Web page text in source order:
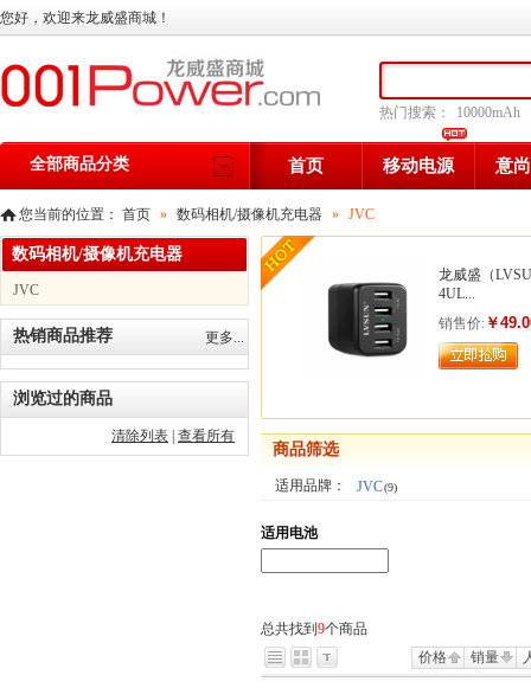
全部商品分类
您好，欢迎来龙威盛商城！
热门搜索： 10000mAh
首页 移动电源 意
您当前的位置： 首页 » 数码相机/摄像机充电器 » JVC
龙威盛（
4UL...
销售价: ￥
商品筛选
适用品牌： JVC(9)
适用电池
总共找到 9个商品
价格
销量
数码相机/摄像机充电器
JVC
热销商品推荐 更多...
浏览过的商品
清除列表 查看所有